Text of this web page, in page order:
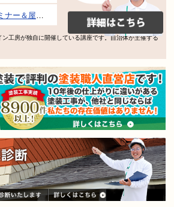
民講座 inぎふメディアコスモス
工房が独自に開催している講座です。自治体が主催する